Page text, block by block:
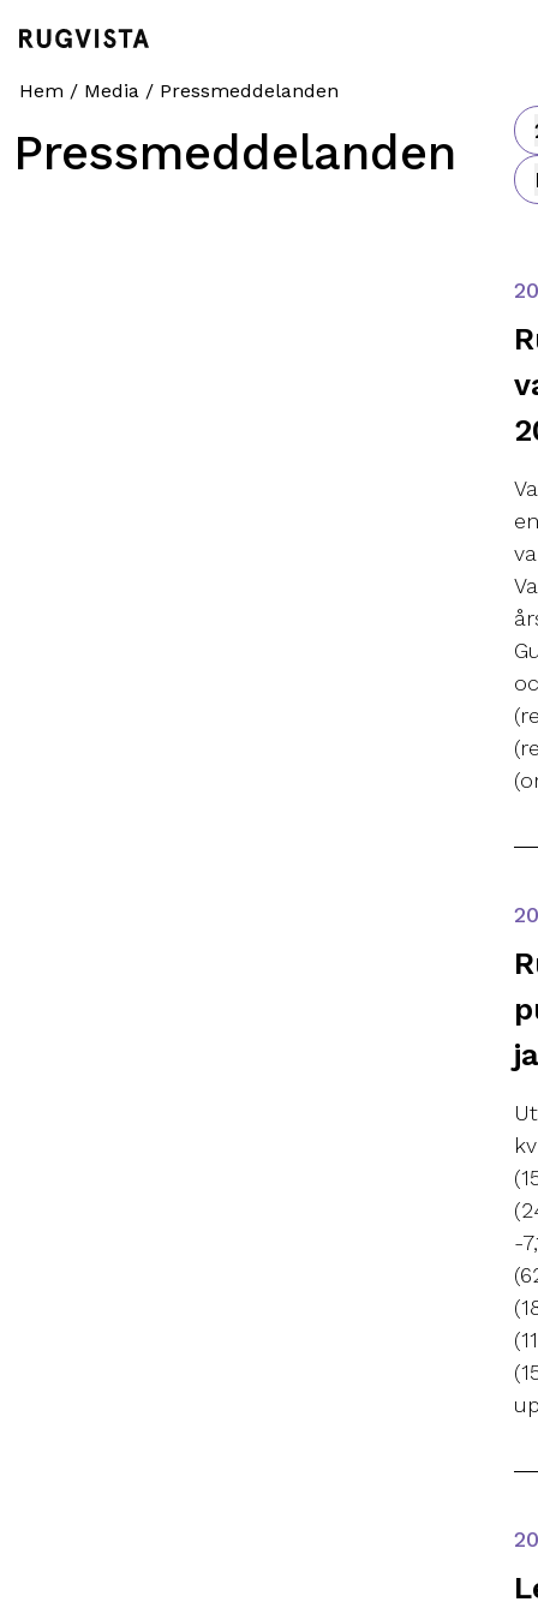
Hem / Media / Pressmeddelanden
Pressmeddelanden
-